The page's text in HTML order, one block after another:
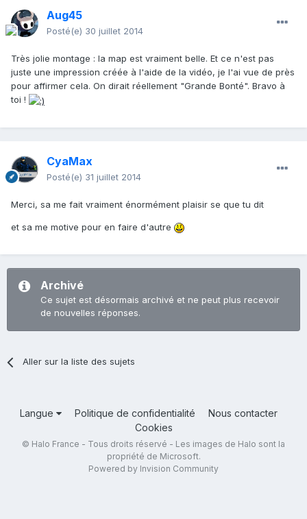
Aug45
Posté(e) 30 juillet 2014
Très jolie montage : la map est vraiment belle. Et ce n'est pas
juste une impression créée à l'aide de la vidéo, je l'ai vue de près
pour affirmer cela. On dirait réellement "Grande Bonté". Bravo à
toi !
CyaMax
Posté(e) 31 juillet 2014
Merci, sa me fait vraiment énormément plaisir se que tu dit
et sa me motive pour en faire d'autre
Archivé
Ce sujet est désormais archivé et ne peut plus recevoir
de nouvelles réponses.
Aller sur la liste des sujets
Langue Politique de confidentialité
Nous contacter
Cookies
© Halo France - Tous droits réservé - Les images de Halo sont la
propriété de Microsoft.
Powered by Invision Community